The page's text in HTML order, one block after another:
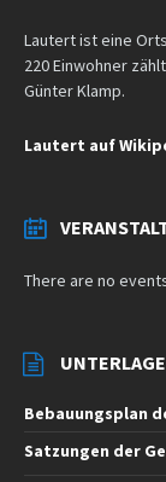
Lautert ist eine
220 Einwohner
Günter Klamp.
Lautert auf
There are no
Bebauungsplan
Satzungen der